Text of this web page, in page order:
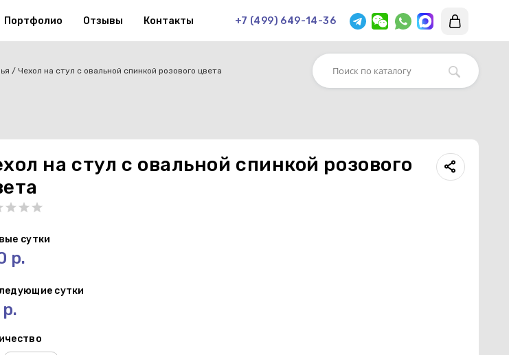
+7 (499) 649-14-36
Портфолио Отзывы Контакты
Чехол на стул с овальной спинкой розового цвета
на стул с овальной спинкой розового
сутки
р.
сутки